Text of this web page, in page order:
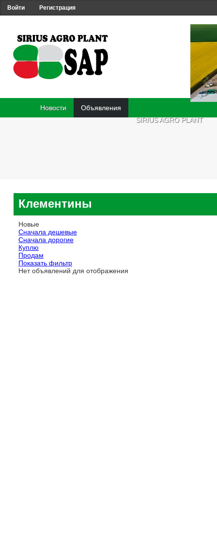
Войти Регистрация
Новости
Объявления
SIRIUS AGRO PLANT
Клементины
Новые
Сначала дешевые
Сначала дорогие
Куплю
Продам
Показать фильтр
Нет объявлений для отображения